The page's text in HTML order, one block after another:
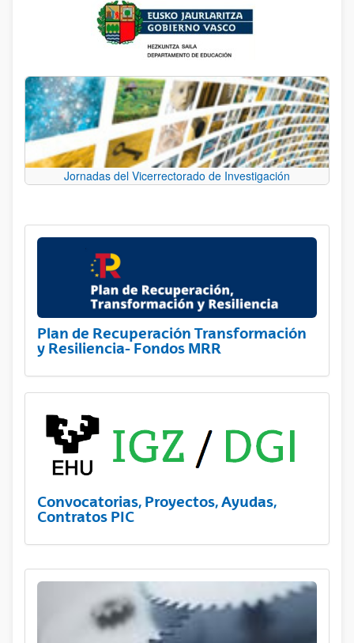
Jornadas del Vicerrectorado de Investigación
Plan de Recuperación Transformación
y Resiliencia- Fondos MRR
Convocatorias, Proyectos, Ayudas,
Contratos PIC